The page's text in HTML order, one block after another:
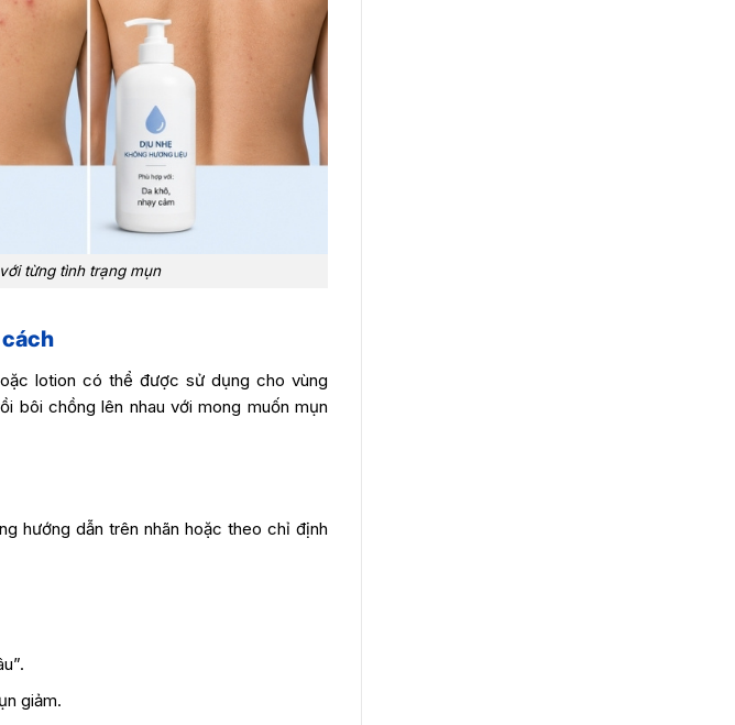
từng tình trạng mụn
lotion có thể được sử dụng cho vùng
bôi chồng lên nhau với mong muốn mụn
hướng dẫn trên nhãn hoặc theo chỉ định
giảm.